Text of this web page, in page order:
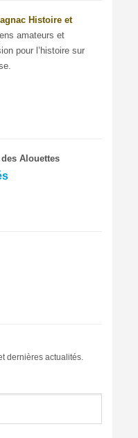
Histoire et
amateurs et
pour l’histoire sur
Alouettes
dernières actualités.